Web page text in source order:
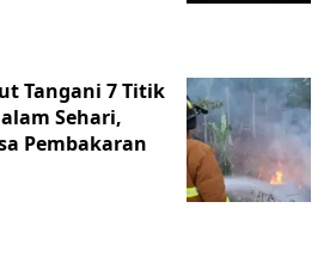
Tangani 7 Titik
Sehari,
Pembakaran